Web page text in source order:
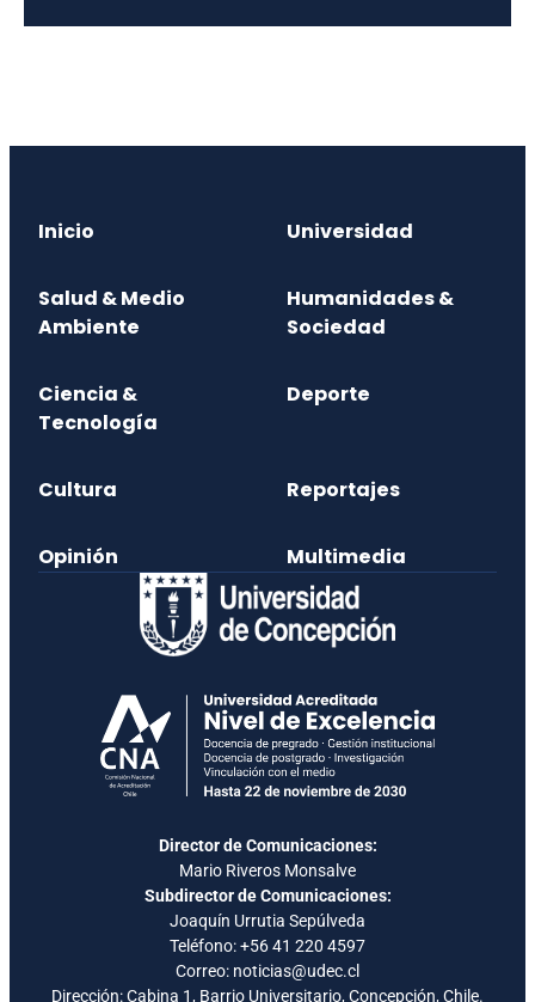
Inicio Universidad
Salud & Medio
Ambiente
Humanidades &
Sociedad
Ciencia &
Tecnología
Deporte
Cultura Reportajes
Opinión Multimedia
Director de Comunicaciones:
Mario Riveros Monsalve
Subdirector de Comunicaciones:
Joaquín Urrutia Sepúlveda
Teléfono:+56 41 220 4597
Correo: noticias@udec.cl
Dirección: Cabina 1, Barrio Universitario, Concepción, Chile.